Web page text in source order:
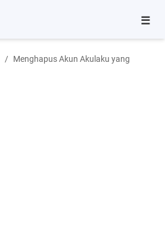
☰
Menghapus Akun Akulaku yang